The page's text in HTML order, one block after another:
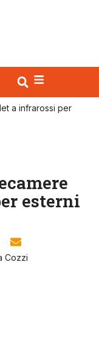
a infrarossi per
esterni
Cozzi